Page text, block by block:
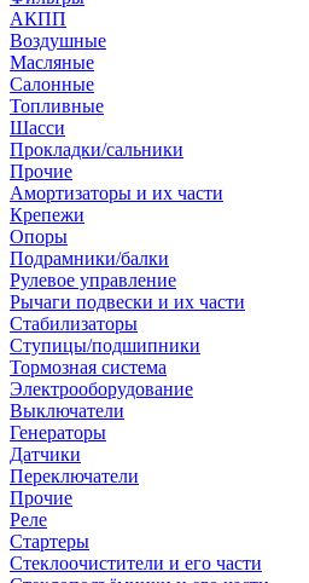
АКПП
Воздушные
Масляные
Салонные
Топливные
Шасси
Прокладки/сальники
Прочие
Амортизаторы и их части
Крепежи
Опоры
Подрамники/балки
Рулевое управление
Рычаги подвески и их части
Стабилизаторы
Ступицы/подшипники
Тормозная система
Электрооборудование
Выключатели
Генераторы
Датчики
Переключатели
Прочие
Реле
Стартеры
Стеклоочистители и его части